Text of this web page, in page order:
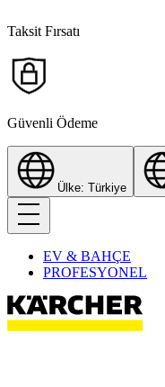
Taksit Fırsatı
Güvenli Ödeme
Ülke: Türkiye
EV & BAHÇE
PROFESYONEL